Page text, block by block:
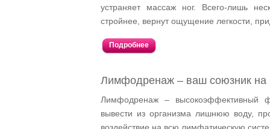
устраняет массаж ног. Всего-лишь
стройнее, вернут ощущение легкости,
Подробнее
Лимфодренаж – ваш союзник на
Лимфодренаж – высокоэффективный
вывести из организма лишнюю воду,